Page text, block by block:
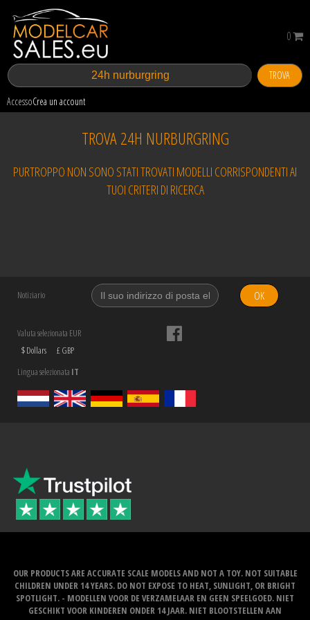
TROVA
AccessoCrea un account
0
TROVA 24H NURBURGRING
PURTROPPO NON SONO STATI TROVATI MODELLI CORRISPONDENTI AI
TUOI CRITERI DI RICERCA
Notiziario OK
Valuta selezionata EUR
$ Dollars
£ GBP
Lingua selezionata IT
OUR PRODUCTS ARE ACCURATE SCALE MODELS AND NOT A TOY. NOT SUITABLE
CHILDREN UNDER 14 YEARS. DO NOT EXPOSE TO HEAT, SUNLIGHT, OR BRIGHT
SPOTLIGHT. - MODELLEN VOOR DE VERZAMELAAR EN GEEN SPEELGOED. NIET
GESCHIKT VOOR KINDEREN ONDER 14 JAAR. NIET BLOOTSTELLEN AAN